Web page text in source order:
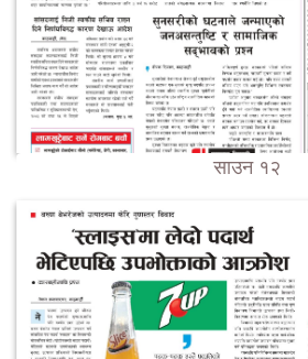
साउन १२